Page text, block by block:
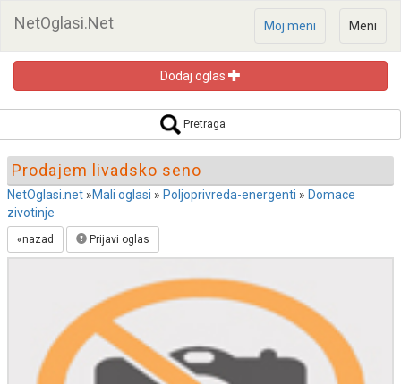
NetOglasi.Net Meni
Moj meni
Dodaj oglas
Pretraga
Pretraga oglasa
Prodajem livadsko seno
NetOglasi.net »Mali oglasi » Poljoprivreda-energenti » Domace
zivotinje
«nazad Prijavi oglas